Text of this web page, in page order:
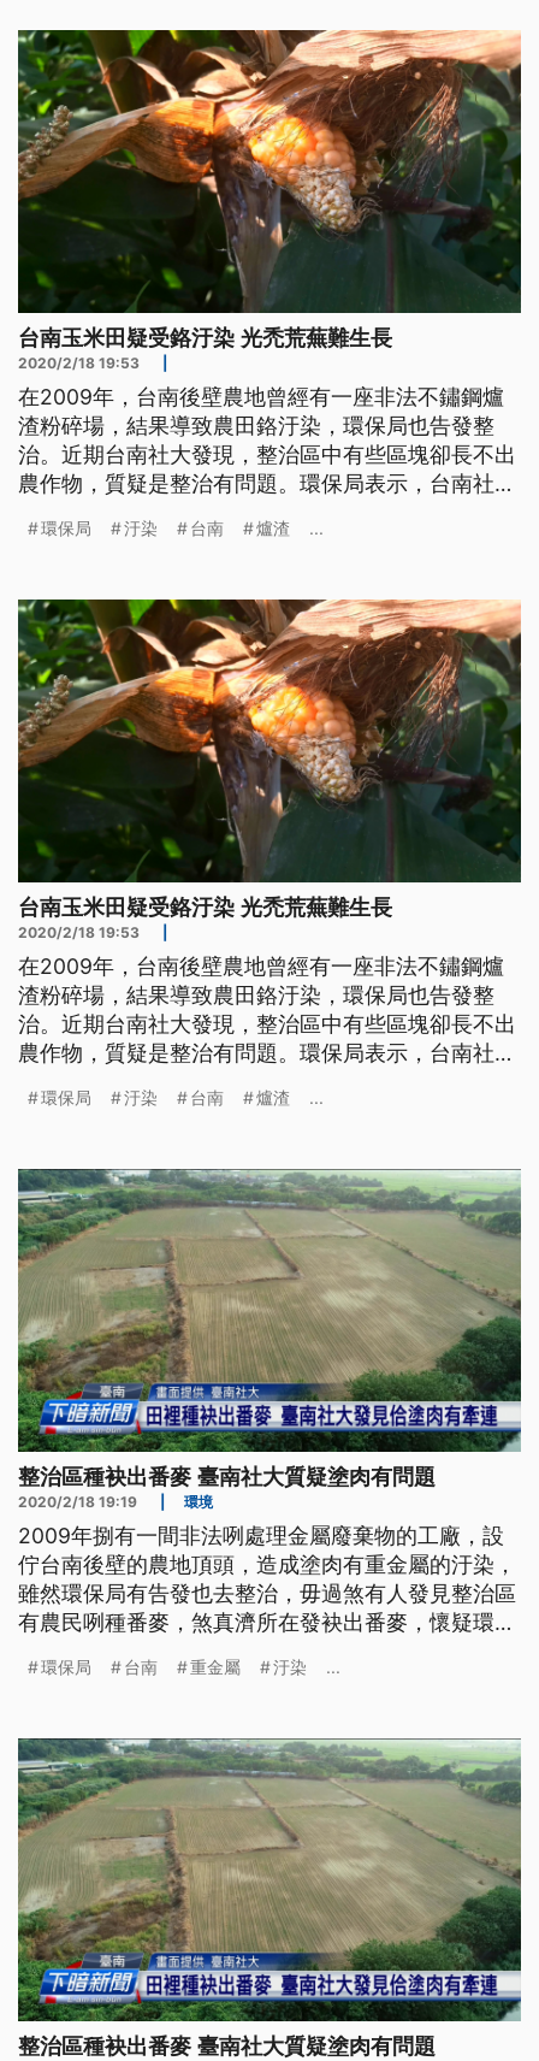
元，立委陳椒華3日召開記者會痛批環保局吃案包
庇，要求再次開挖遭填爐渣的土地
台南玉米田疑受鉻汙染 光禿荒蕪難生長
2020/2/18 19:53
在2009年，台南後壁農地曾經有一座非法不鏽鋼爐
渣粉碎場，結果導致農田鉻汙染，環保局也告發整
治。近期台南社大發現，整治區中有些區塊卻長不出
農作物，質疑是整治有問題。環保局表示，台南社大
社大人員進田裡查看，好多塊農地的作物生長分布和
小組召集人黃煥彰說明：「有些地方是呈現白色的，
那其實白色就是表示，表土上有很
環保局 汙染 台南 爐渣 ...
台南玉米田疑受鉻汙染 光禿荒蕪難生長
2020/2/18 19:53
在2009年，台南後壁農地曾經有一座非法不鏽鋼爐
渣粉碎場，結果導致農田鉻汙染，環保局也告發整
治。近期台南社大發現，整治區中有些區塊卻長不出
農作物，質疑是整治有問題。環保局表示，台南社大
社大人員進田裡查看，好多塊農地的作物生長分布和
小組召集人黃煥彰說明：「有些地方是呈現白色的，
那其實白色就是表示，表土上有很
環保局 汙染 台南 爐渣 ...
整治區種袂出番麥 臺南社大質疑塗肉有問題
2020/2/18 19:19 環境
2009年捌有一間非法咧處理金屬廢棄物的工廠，設
佇台南後壁的農地頂頭，造成塗肉有重金屬的汙染，
雖然環保局有告發也去整治，毋過煞有人發見整治區
有農民咧種番麥，煞真濟所在發袂出番麥，懷疑環保
彼搭，恐驚閣有別位受著汙染矣。 空拍機飛過玉米
南社大人員進田裡查看，好多塊農地的作物生長分布
和土壤有關，土越白，越無法生
環保局 台南 重金屬 汙染 ...
整治區種袂出番麥 臺南社大質疑塗肉有問題